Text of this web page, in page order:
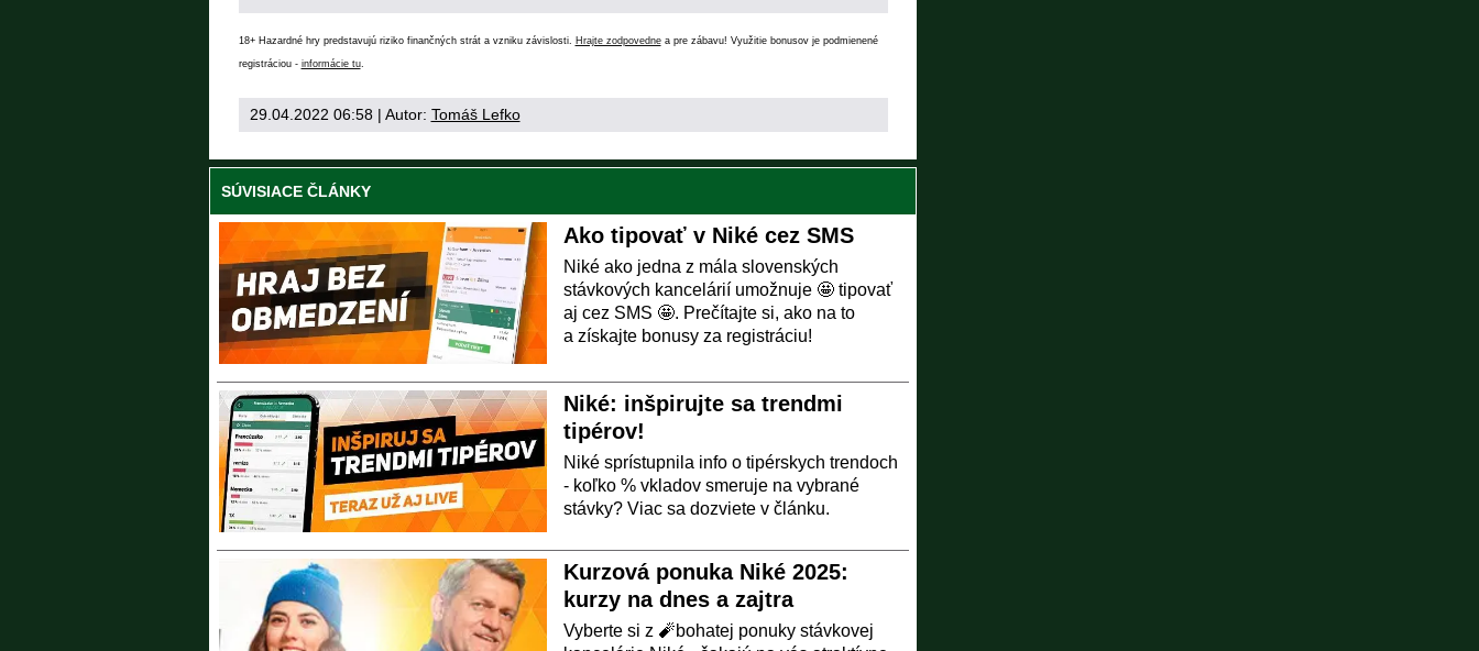
18+ Hazardné hry predstavujú riziko finančných strát a vzniku závislosti. Hrajte zodpovednea pre zábavu! Využitie bonusov je podmienené
registráciou - informácie tu.
29.04.2022 06:58 | Autor: Tomáš Lefko
SÚVISIACE ČLÁNKY
Ako tipovať v Niké cez SMS
Niké ako jedna z mála slovenských
stávkových kancelárií umožnuje 🤩 tipovať
aj cez SMS 🤩. Prečítajte si, ako na to
a získajte bonusy za registráciu!
Niké: inšpirujte sa trendmi
tipérov!
Niké sprístupnila info o tipérskych trendoch
- koľko % vkladov smeruje na vybrané
stávky? Viac sa dozviete v článku.
Kurzová ponuka Niké 2025:
kurzy na dnes a zajtra
Vyberte si z 🧨bohatej ponuky stávkovej